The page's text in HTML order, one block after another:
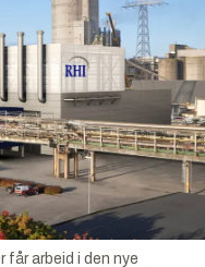
får arbeid i den nye